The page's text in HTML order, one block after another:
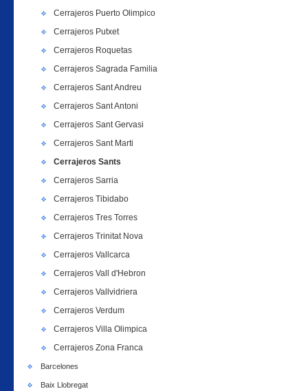
Cerrajeros Puerto Olimpico
Cerrajeros Putxet
Cerrajeros Roquetas
Cerrajeros Sagrada Familia
Cerrajeros Sant Andreu
Cerrajeros Sant Antoni
Cerrajeros Sant Gervasi
Cerrajeros Sant Marti
Cerrajeros Sants
Cerrajeros Sarria
Cerrajeros Tibidabo
Cerrajeros Tres Torres
Cerrajeros Trinitat Nova
Cerrajeros Vallcarca
Cerrajeros Vall d'Hebron
Cerrajeros Vallvidriera
Cerrajeros Verdum
Cerrajeros Villa Olimpica
Cerrajeros Zona Franca
Barcelones
Baix Llobregat